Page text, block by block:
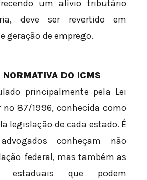
um alívio tributário
deve ser revertido em
geração de emprego.
NORMATIVA DO ICMS
principalmente pela Lei
87/1996, conhecida como
legislação de cada estado. É
conheçam não
federal, mas também as
estaduais que podem